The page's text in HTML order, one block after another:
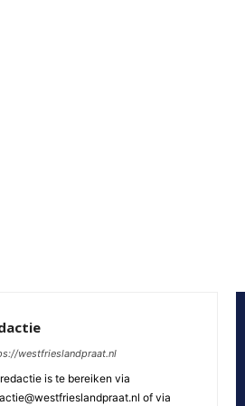
westfrieslandpraat.nl
is te bereiken via
of via